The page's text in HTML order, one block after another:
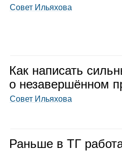
Совет Ильяхова
Как напи­сать
о неза­вер­шён­ном
Совет Ильяхова
Раньше в ТГ